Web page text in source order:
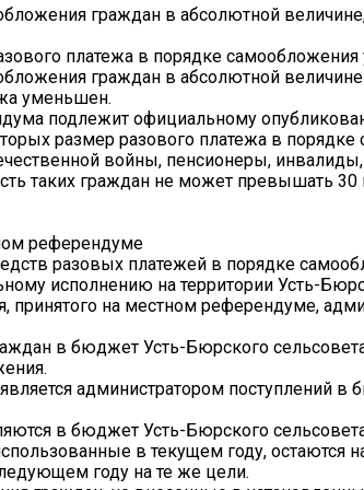
граждан в абсолютной
платежа в порядке
граждан в абсолютной
уменьшен.
подлежит официальному
размер разового платежа в
войны, пенсионеры,
таких граждан не может превышать 30
референдуме
разовых платежей в порядке
исполнению на территории Усть-
принятого на местном референдуме,
в бюджет Усть-Бюрского
администратором поступлений
в бюджет Усть-Бюрского
в текущем году, остаются
году на те же цели.